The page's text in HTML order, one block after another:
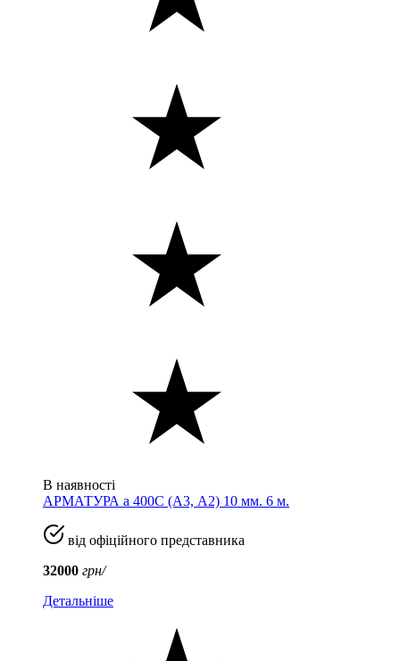
В наявності
АРМАТУРА а 400C (A3, А2) 10 мм. 6 м.
від офіційного представника
32000 грн/
Детальніше